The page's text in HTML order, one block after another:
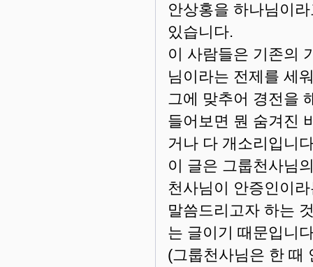
안상홍을 하나님이
있습니다.
이 사람들은 기존의
님이라는 전제를 세
그에 맞추어 경전을
들어보면 뭔 숨겨진
거나 다 개소리입니
이 글은 그룹천사님
천사님이 안증인이
말씀드리고자 하는
는 글이기 때문입니
(그룹천사님은 한 때